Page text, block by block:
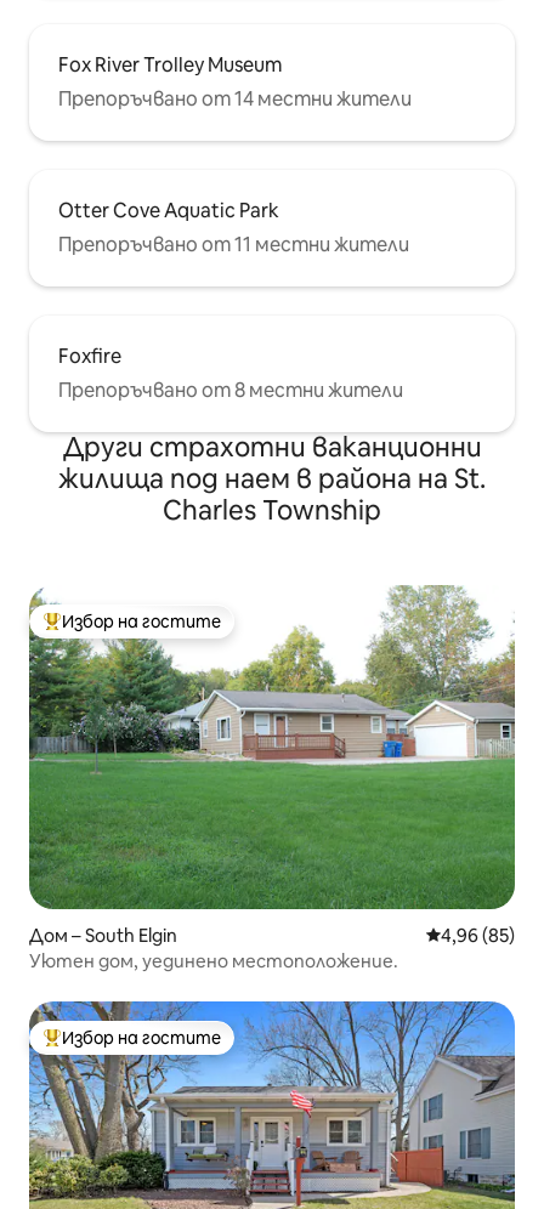
Fox River Trolley Museum
Препоръчвано от 14 местни жители
Otter Cove Aquatic Park
Препоръчвано от 11 местни жители
Foxfire
Препоръчвано от 8 местни жители
Други страхотни ваканционни
жилища под наем в района на St.
Charles Township
Най-популярен избор на гостите
Избор на гостите
Дом – South Elgin Средна
4,96 (85)
Уютен дом, уединено местоположение.
Най-популярен избор на гостите
Избор на гостите